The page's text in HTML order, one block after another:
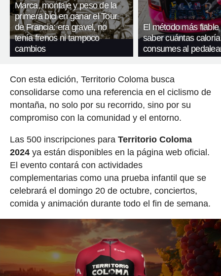
Marca, montaje y peso de la
primera bici en ganar el Tour
de Francia: era gravel, no
tenía frenos ni tampoco
cambios
El método más fiable
saber cuántas
consumes al
Con esta edición, Territorio Coloma busca
consolidarse como una referencia en el ciclismo de
montaña, no solo por su recorrido, sino por su
compromiso con la comunidad y el entorno.
Las 500 inscripciones para Territorio Coloma
2024ya están disponibles en la página web oficial.
El evento contará con actividades
complementarias como una prueba infantil que se
celebrará el domingo 20 de octubre, conciertos,
comida y animación durante todo el fin de semana.